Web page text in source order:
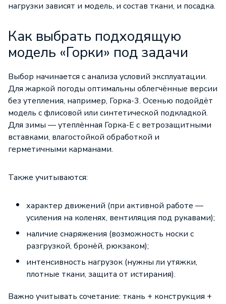
нагрузки зависят и модель, и состав ткани, и посадка.
Как выбрать подходящую
модель «Горки» под задачи
Выбор начинается с анализа условий эксплуатации.
Для жаркой погоды оптимальны облегчённые версии
без утепления, например, Горка-3. Осенью подойдёт
модель с флисовой или синтетической подкладкой.
Для зимы — утеплённая Горка-Е с ветрозащитными
вставками, влагостойкой обработкой и
герметичными карманами.
Также учитываются:
характер движений (при активной работе —
усиления на коленях, вентиляция под рукавами);
наличие снаряжения (возможность носки с
разгрузкой, бронёй, рюкзаком);
интенсивность нагрузок (нужны ли утяжки,
плотные ткани, защита от истирания).
Важно учитывать сочетание: ткань + конструкция +